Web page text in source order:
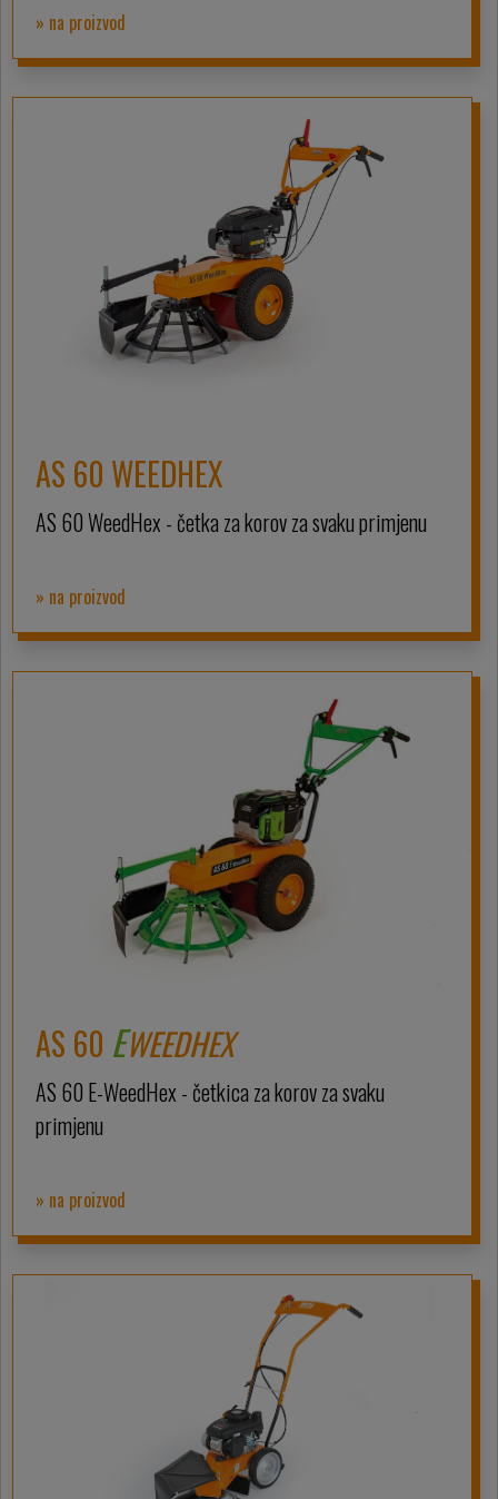
» na proizvod
AS 60 WEEDHEX
AS 60 WeedHex - četka za korov za svaku primjenu
» na proizvod
AS 60 EWEEDHEX
AS 60 E-WeedHex - četkica za korov za svaku
primjenu
» na proizvod